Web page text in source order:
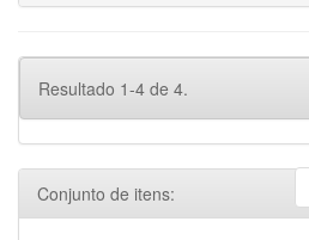
Resultado 1-4 de 4.
Conjunto de itens: